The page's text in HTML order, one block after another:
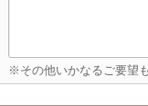
※その他いかなるご要望